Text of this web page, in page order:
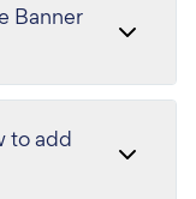
Banner
to add